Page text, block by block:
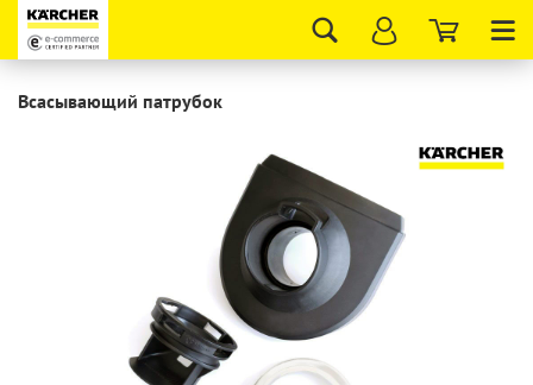
Всасывающий патрубок